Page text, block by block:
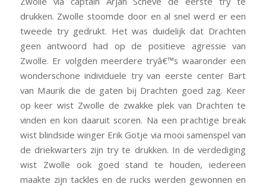
drukken. Zwolle stoomde door en al snel werd er een
tweede try gedrukt. Het was duidelijk dat Drachten
geen antwoord had op de positieve agressie van
Zwolle. Er volgden meerdere tryâ€™s waaronder een
wonderschone individuele try van eerste center Bart
van Maurik die de gaten bij Drachten goed zag. Keer
op keer wist Zwolle de zwakke plek van Drachten te
vinden en kon daaruit scoren. Na een prachtige break
wist blindside winger Erik Gotje via mooi samenspel van
de driekwarters zijn try te drukken. In de verdediging
wist Zwolle ook goed stand te houden, iedereen
maakte zijn tackles en de rucks werden gewonnen en